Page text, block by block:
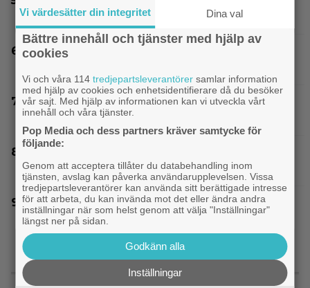
sista roller
SVT Play har precis lagt till 17 nya filmer – här
Netflix har lagt ned David Finchers
amerikanska ”Squid Game”-spinoff
Joel Kinnaman vs Saddam Hussein i ny
thrillerserie – se trailern här
Nu vet vi vem som spelar skurken Ganondorf i
”The Legend of Zelda”
SENASTE NYTT
Vi värdesätter din integritet Dina val
Bättre innehåll och tjänster med hjälp av
cookies
Vi och våra 114tredjepartsleverantörer samlar information
med hjälp av cookies och enhetsidentifierare då du besöker
vår sajt. Med hjälp av informationen kan vi utveckla vårt
innehåll och våra tjänster.
Pop Media och dess partners kräver samtycke för
följande:
Genom att acceptera tillåter du databehandling inom
tjänsten, avslag kan påverka användarupplevelsen. Vissa
tredjepartsleverantörer kan använda sitt berättigade intresse
för att arbeta, du kan invända mot det eller ändra andra
inställningar när som helst genom att välja "Inställningar"
längst ner på sidan.
Godkänn alla
Inställningar